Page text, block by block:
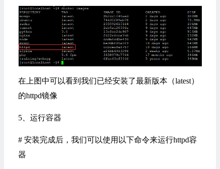
在上图中可以看到我们已经安装了最新版本（latest）
的httpd镜像
5、运行容器
# 安装完成后，我们可以使用以下命令来运行httpd容
器